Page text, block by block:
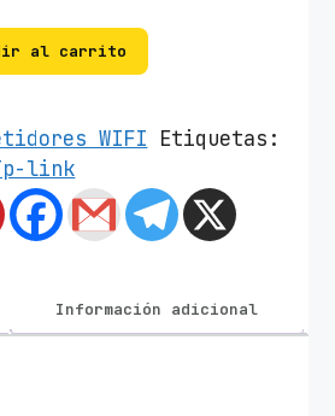
al carrito
WIFI Etiquetas:
link
Información adicional